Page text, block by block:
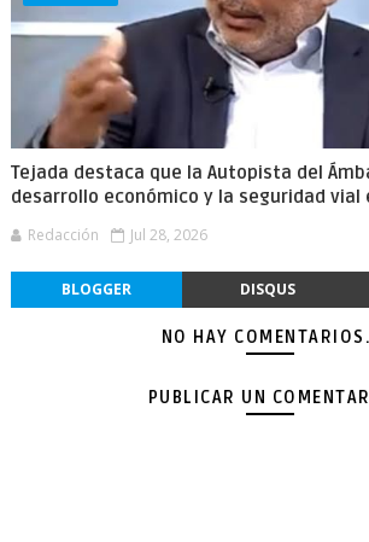
Tejada destaca que la Autopista del
desarrollo económico y la seguridad vial
Redacción Jul 28, 2026
BLOGGER DISQUS
NO HAY
PUBLICAR UN